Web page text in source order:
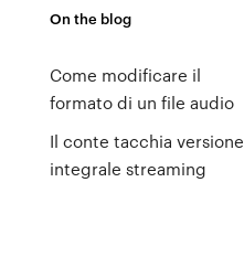
On the blog
Come modificare il
formato di un file audio
Il conte tacchia versione
integrale streaming